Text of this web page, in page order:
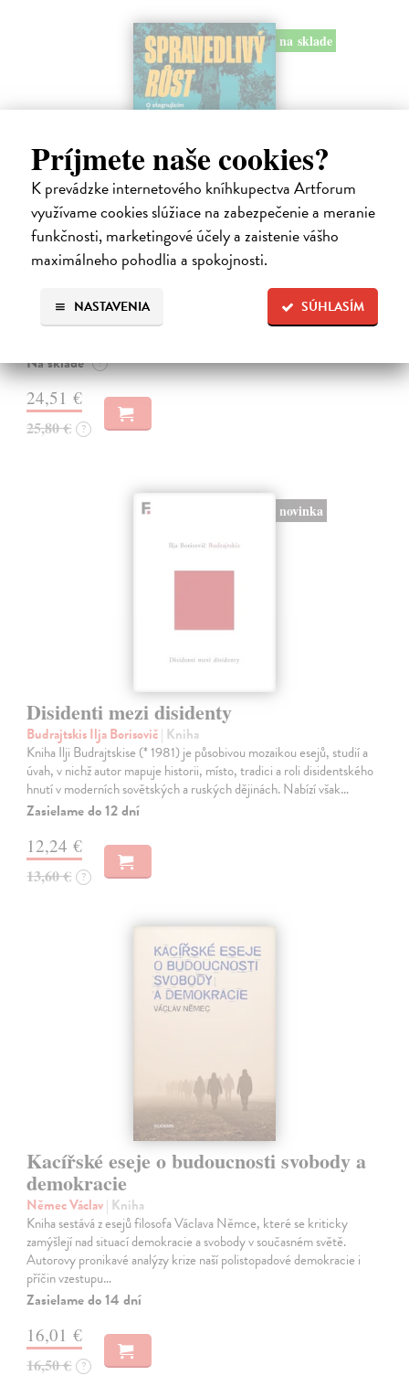
Príjmete naše cookies?
K prevádzke internetového kníhkupectva Artforum
využívame cookies slúžiace na zabezpečenie a meranie
funkčnosti, marketingové účely a zaistenie vášho
maximálneho pohodlia a spokojnosti.
SÚHLASÍM
NASTAVENIA
na sklade
Spravedlivý růst
Rovné šance, efektivní reformy a prosperita širší společnosti jako lék
na politickou strnulost Česko si udržuje spoustu drahých
Na sklade ?
24,51 €
25,80 € ?
novinka
Disidenti mezi disidenty
Budrajtskis Ilja Borisovič| Kniha
Kniha Ilji Budrajtskise (* 1981) je působivou mozaikou esejů, studií a
úvah, v nichž autor mapuje historii, místo, tradici a roli disidentského
hnutí v moderních sovětských a ruských dějinách. Nabízí však…
Zasielame do 12 dní
12,24 €
13,60 € ?
Kacířské eseje o budoucnosti svobody a
demokracie
Němec Václav| Kniha
Kniha sestává z esejů filosofa Václava Němce, které se kriticky
zamýšlejí nad situací demokracie a svobody v současném světě.
Autorovy pronikavé analýzy krize naší polistopadové demokracie i
příčin vzestupu…
Zasielame do 14 dní
16,01 €
16,50 € ?